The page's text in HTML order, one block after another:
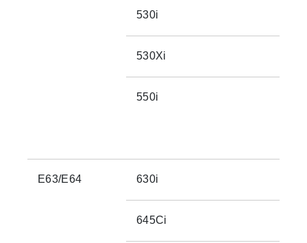
530i
530Xi
550i
E63/E64 630i
645Ci